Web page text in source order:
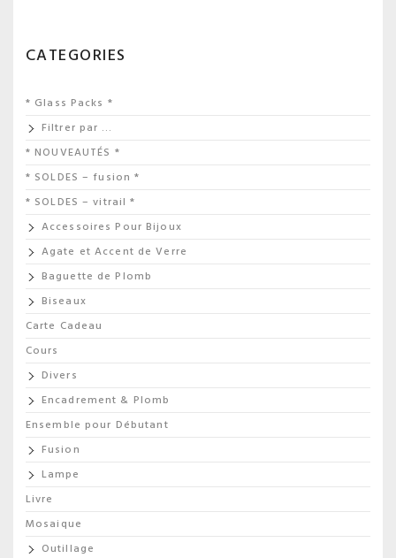
CATEGORIES
* Glass Packs *
Filtrer par …
* NOUVEAUTÉS *
* SOLDES – fusion *
* SOLDES – vitrail *
Accessoires Pour Bijoux
Agate et Accent de Verre
Baguette de Plomb
Biseaux
Carte Cadeau
Cours
Divers
Encadrement & Plomb
Ensemble pour Débutant
Fusion
Lampe
Livre
Mosaique
Outillage